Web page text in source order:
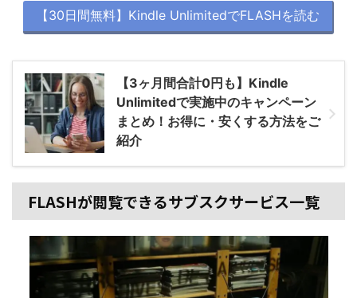
【30日間無料】Kindle UnlimitedでFLASHを読む
【3ヶ月間合計0円も】Kindle
Unlimitedで実施中のキャンペーン
まとめ！お得に・安くする方法をご
紹介
FLASHが閲覧できるサブスクサービス一覧